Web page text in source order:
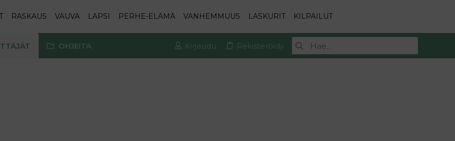
RASKAUS VAUVA LAPSI PERHE-ELÄMÄ VANHEMMUUS LASKURIT KILPAILUT
OHJEITA Kirjaudu Rekisteröidy